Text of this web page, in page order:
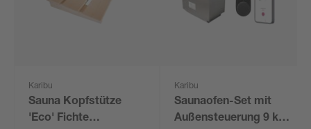
Karibu
Sauna Kopfstütze
'Eco' Fichte
Karibu
Saunaofen-Set mit
Außensteuerung 9 kW